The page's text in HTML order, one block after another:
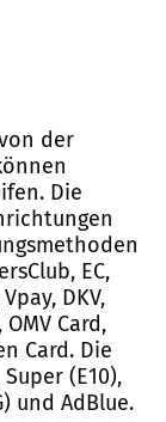
der
Die
EC,
DKV,
Card,
Card. Die
(E10),
und AdBlue.